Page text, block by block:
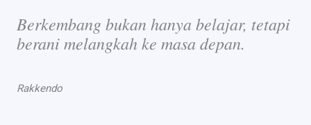
Berkembang bukan hanya belajar, tetapi
berani melangkah ke masa depan.
Rakkendo